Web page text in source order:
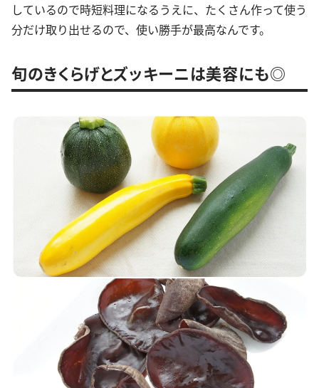
しているので時短料理になるうえに、たくさん作って使う
分だけ取り出せるので、使い勝手が最高なんです。
旬のきくらげとズッキーニは美容にも◎